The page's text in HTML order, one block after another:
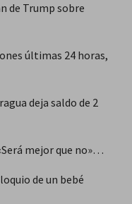
de Trump sobre
últimas 24 horas,
deja saldo de 2
mejor que no»…
de un bebé